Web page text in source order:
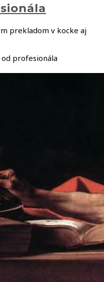
prekladom v kocke aj
profesionála